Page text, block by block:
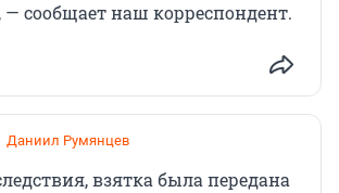
сообщает наш корреспондент.
Даниил Румянцев
взятка была передана